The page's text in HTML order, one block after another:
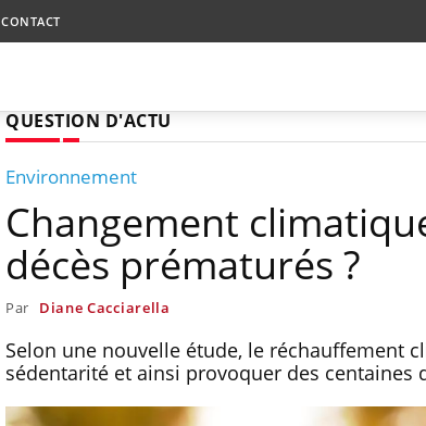
CONTACT
QUESTION D'ACTU
Environnement
Changement
décès prématurés ?
Par Diane Cacciarella
Selon une nouvelle étude, le réchauffement
sédentarité et ainsi provoquer des centaines